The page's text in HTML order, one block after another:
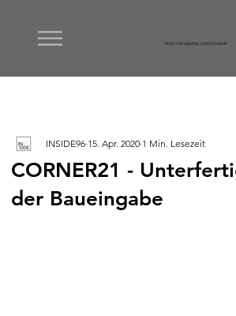
BÜRO FÜR URBANE LEBENSRÄUME
CORNER21 -
der Baueingabe
INSIDE96 15. Apr. 2020 1 Min. Lesezeit